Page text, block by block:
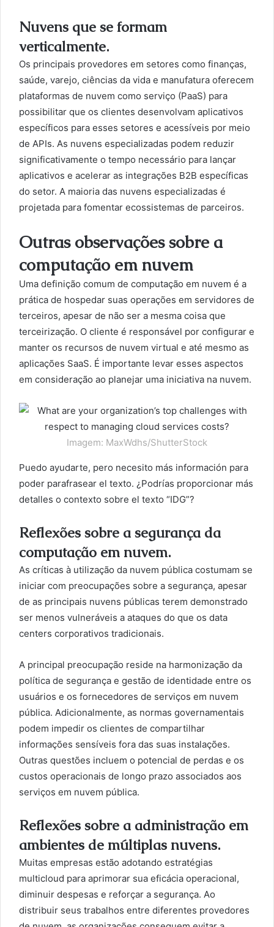
Nuvens que se formam
verticalmente.
Os principais provedores em setores como finanças,
saúde, varejo, ciências da vida e manufatura oferecem
plataformas de nuvem como serviço (PaaS) para
possibilitar que os clientes desenvolvam aplicativos
específicos para esses setores e acessíveis por meio
de APIs. As nuvens especializadas podem reduzir
significativamente o tempo necessário para lançar
aplicativos e acelerar as integrações B2B específicas
do setor. A maioria das nuvens especializadas é
projetada para fomentar ecossistemas de parceiros.
Outras observações sobre a
computação em nuvem
Uma definição comum de computação em nuvem é a
prática de hospedar suas operações em servidores de
terceiros, apesar de não ser a mesma coisa que
terceirização. O cliente é responsável por configurar e
manter os recursos de nuvem virtual e até mesmo as
aplicações SaaS. É importante levar esses aspectos
em consideração ao planejar uma iniciativa na nuvem.
Imagem: MaxWdhs/ShutterStock
Puedo ayudarte, pero necesito más información para
poder parafrasear el texto. ¿Podrías proporcionar más
detalles o contexto sobre el texto “IDG”?
Reflexões sobre a segurança da
computação em nuvem.
As críticas à utilização da nuvem pública costumam se
iniciar com preocupações sobre a segurança, apesar
de as principais nuvens públicas terem demonstrado
ser menos vulneráveis a ataques do que os data
centers corporativos tradicionais.
A principal preocupação reside na harmonização da
política de segurança e gestão de identidade entre os
usuários e os fornecedores de serviços em nuvem
pública. Adicionalmente, as normas governamentais
podem impedir os clientes de compartilhar
informações sensíveis fora das suas instalações.
Outras questões incluem o potencial de perdas e os
custos operacionais de longo prazo associados aos
serviços em nuvem pública.
Reflexões sobre a administração em
ambientes de múltiplas nuvens.
Muitas empresas estão adotando estratégias
multicloud para aprimorar sua eficácia operacional,
diminuir despesas e reforçar a segurança. Ao
distribuir seus trabalhos entre diferentes provedores